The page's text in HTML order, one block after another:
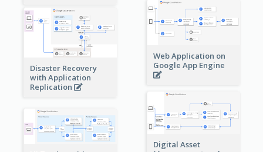
Web Application on
Google App Engine
Disaster Recovery
with Application
Replication
Digital Asset